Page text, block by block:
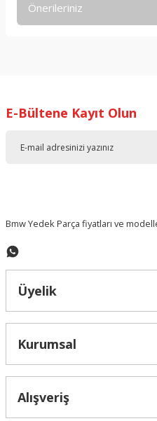
Önerileriniz
Ürün resmi kalitesiz, bozuk
E-Bültene Kayıt Olun
Bmw Yedek Parça fiyatları ve
Üyelik
Kurumsal
Alışveriş